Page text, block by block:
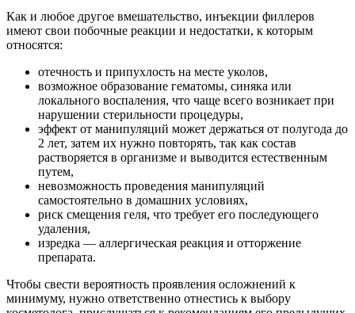
Как и любое другое вмешательство, инъекции филлеров
имеют свои побочные реакции и недостатки, к которым
относятся:
отечность и припухлость на месте уколов,
возможное образование гематомы, синяка или
локального воспаления, что чаще всего возникает при
нарушении стерильности процедуры,
эффект от манипуляций может держаться от полугода до
2 лет, затем их нужно повторять, так как состав
растворяется в организме и выводится естественным
путем,
невозможность проведения манипуляций
самостоятельно в домашних условиях,
риск смещения геля, что требует его последующего
удаления,
изредка — аллергическая реакция и отторжение
препарата.
Чтобы свести вероятность проявления осложнений к
минимуму, нужно ответственно отнестись к выбору